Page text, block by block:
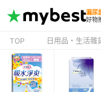
漏尿
好物
TOP 日用品・生活雜